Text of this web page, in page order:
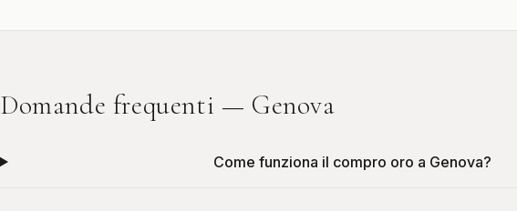
Domande frequenti — Genova
Come funziona il compro oro a Genova?